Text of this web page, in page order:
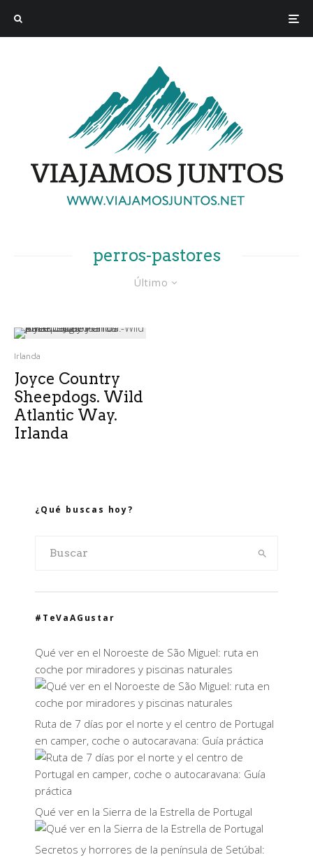
perros-pastores
Último
Irlanda
Joyce Country
Sheepdogs. Wild
Atlantic Way.
Irlanda
¿Qué buscas hoy?
#TeVaAGustar
Qué ver en el Noroeste de São Miguel: ruta en
coche por miradores y piscinas naturales
Ruta de 7 días por el norte y el centro de Portugal
en camper, coche o autocaravana: Guía práctica
Qué ver en la Sierra de la Estrella de Portugal
Secretos y horrores de la península de Setúbal: